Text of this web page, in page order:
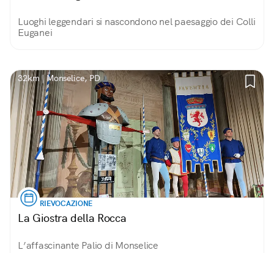
Luoghi leggendari si nascondono nel paesaggio dei Colli
Euganei
32km | Monselice, PD
RIEVOCAZIONE
La Giostra della Rocca
L’affascinante Palio di Monselice